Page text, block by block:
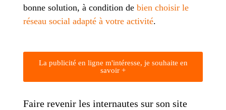
bonne solution, à condition de bien choisir le
réseau social adapté à votre activité.
La publicité en ligne m'intéresse, je souhaite en
savoir +
Faire revenir les internautes sur son site